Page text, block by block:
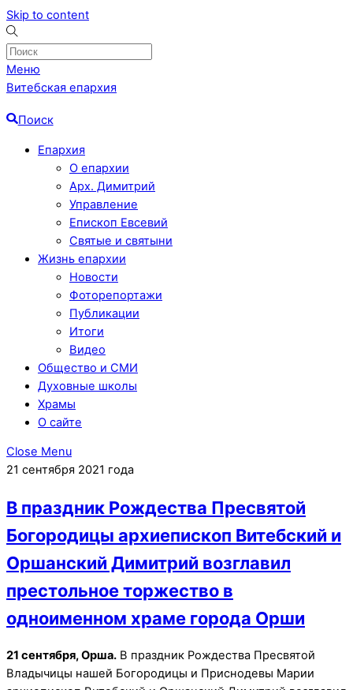
Skip to content
Меню
Витебская епархия
Поиск
Епархия
О епархии
Арх. Димитрий
Управление
Епископ Евсевий
Святые и святыни
Жизнь епархии
Новости
Фоторепортажи
Публикации
Итоги
Видео
Общество и СМИ
Духовные школы
Храмы
О сайте
Close Menu
21 сентября 2021 года
В праздник Рождества Пресвятой
Богородицы архиепископ Витебский и
Оршанский Димитрий возглавил
престольное торжество в
одноименном храме города Орши
21 сентября, Орша. В праздник Рождества Пресвятой
Владычицы нашей Богородицы и Приснодевы Марии